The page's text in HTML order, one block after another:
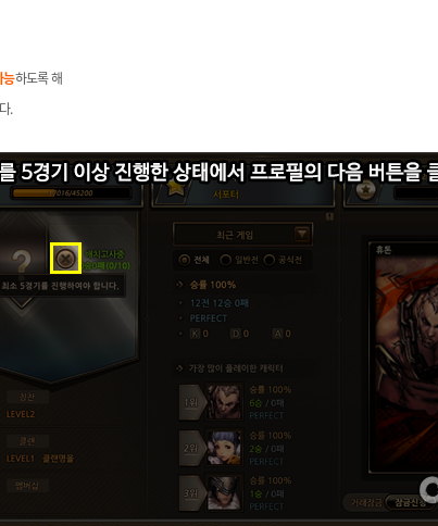
능하도록 해
.